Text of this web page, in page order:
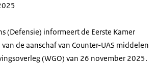
(Defensie) informeert de Eerste Kamer
de aanschaf van Counter-UAS middelen
(WGO) van 26 november 2025.